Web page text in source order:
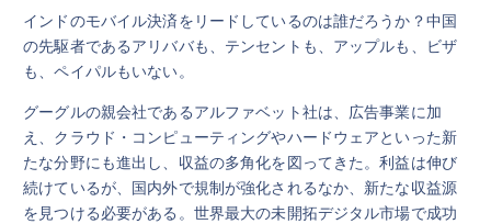
インドのモバイル決済をリードしているのは誰だろうか？中国
の先駆者であるアリババも、テンセントも、アップルも、ビザ
も、ペイパルもいない。
グーグルの親会社であるアルファベット社は、広告事業に加
え、クラウド・コンピューティングやハードウェアといった新
たな分野にも進出し、収益の多角化を図ってきた。利益は伸び
続けているが、国内外で規制が強化されるなか、新たな収益源
を見つける必要がある。世界最大の未開拓デジタル市場で成功